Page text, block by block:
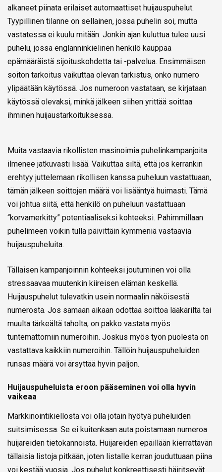
alkaneet piinata erilaiset automaattiset huijauspuhelut.
Tyypillinen tilanne on sellainen, jossa puhelin soi, mutta
vastatessa ei kuulu mitään. Jonkin ajan kuluttua tulee uusi
puhelu, jossa englanninkielinen henkilö kauppaa
epämääräistä sijoituskohdetta tai -palvelua. Ensimmäisen
soiton tarkoitus vaikuttaa olevan tarkistus, onko numero
ylipäätään käytössä. Jos numeroon vastataan, se kirjataan
käytössä olevaksi, minkä jälkeen siihen yrittää soittaa
ihminen huijaustarkoituksessa.
Muita vastaavia rikollisten masinoimia puhelinkampanjoita
ilmenee jatkuvasti lisää. Vaikuttaa siltä, että jos kerrankin
erehtyy juttelemaan rikollisen kanssa puheluun vastattuaan,
tämän jälkeen soittojen määrä voi lisääntyä huimasti. Tämä
voi johtua siitä, että henkilö on puheluun vastattuaan
“korvamerkitty” potentiaaliseksi kohteeksi. Pahimmillaan
puhelimeen voikin tulla päivittäin kymmeniä vastaavia
huijauspuheluita.
Tällaisen kampanjoinnin kohteeksi joutuminen voi olla
stressaavaa muutenkin kiireisen elämän keskellä.
Huijauspuhelut tulevatkin usein normaalin näköisestä
numerosta. Jos samaan aikaan odottaa soittoa lääkäriltä tai
muulta tärkeältä taholta, on pakko vastata myös
tuntemattomiin numeroihin. Joskus myös työn puolesta on
vastattava kaikkiin numeroihin. Tällöin huijauspuheluiden
runsas määrä voi ärsyttää hyvin paljon.
Huijauspuheluista eroon pääseminen voi olla hyvin
vaikeaa
Markkinointikiellosta voi olla jotain hyötyä puheluiden
suitsimisessa. Se ei kuitenkaan auta poistamaan numeroa
huijareiden tietokannoista. Huijareiden epäillään kierrättävän
tällaisia listoja pitkään, joten listalle kerran jouduttuaan piina
voi kestää vuosia. Jos puhelut konkreettisesti häiritsevät